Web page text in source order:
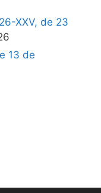
XXV, de 23
13 de